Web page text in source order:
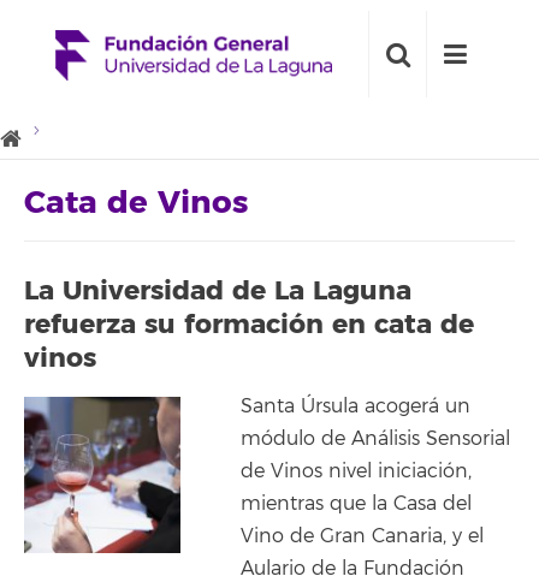
Cata de Vinos
La Universidad de La Laguna
refuerza su formación en cata de
vinos
Santa Úrsula acogerá un
módulo de Análisis Sensorial
de Vinos nivel iniciación,
mientras que la Casa del
Vino de Gran Canaria, y el
Aulario de la Fundación